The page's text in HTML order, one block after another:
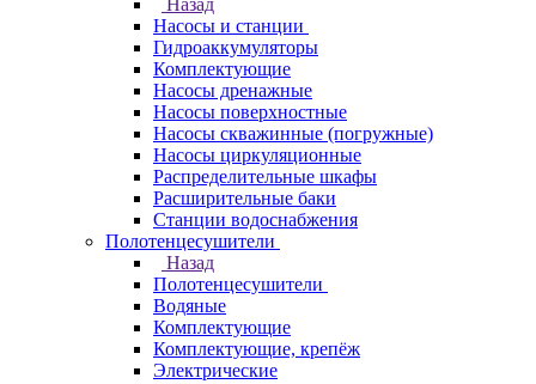
Назад
Насосы и станции
Гидроаккумуляторы
Комплектующие
Насосы дренажные
Насосы поверхностные
Насосы скважинные (погружные)
Насосы циркуляционные
Распределительные шкафы
Расширительные баки
Станции водоснабжения
Полотенцесушители
Назад
Полотенцесушители
Водяные
Комплектующие
Комплектующие, крепёж
Электрические